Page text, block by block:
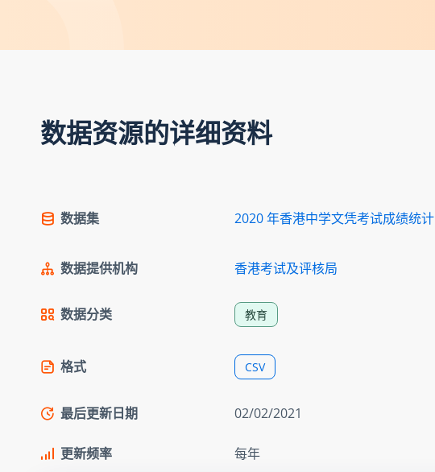
数据资源的详细资料
数据集 2020 年香港中学文凭考试成绩统计
数据提供机构 香港考试及评核局
数据分类 教育
格式 CSV
最后更新日期 02/02/2021
更新频率 每年